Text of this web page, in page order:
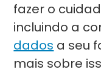
fazer o
incluindo a
dados a seu
mais sobre